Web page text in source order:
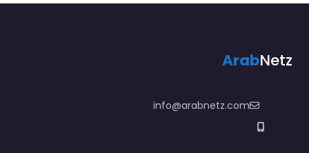
ArabNetz
info@arabnetz.com